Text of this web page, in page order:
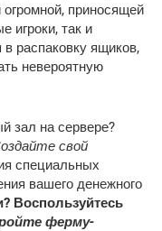
приносящей
игроки, так и
в распаковку ящиков,
невероятную
зал на сервере?
свой
специальных
вашего денежного
Воспользуйтесь
ферму-